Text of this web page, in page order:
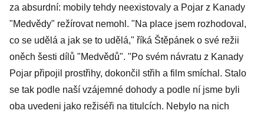
za absurdní: mobily tehdy neexistovaly a Pojar z Kanady
"Medvědy" režírovat nemohl. "Na place jsem rozhodoval,
co se udělá a jak se to udělá," říká Štěpánek o své režii
oněch šesti dílů "Medvědů". "Po svém návratu z Kanady
Pojar připojil prostřihy, dokončil střih a film smíchal. Stalo
se tak podle naší vzájemné dohody a podle ní jsme byli
oba uvedeni jako režiséři na titulcích. Nebylo na nich